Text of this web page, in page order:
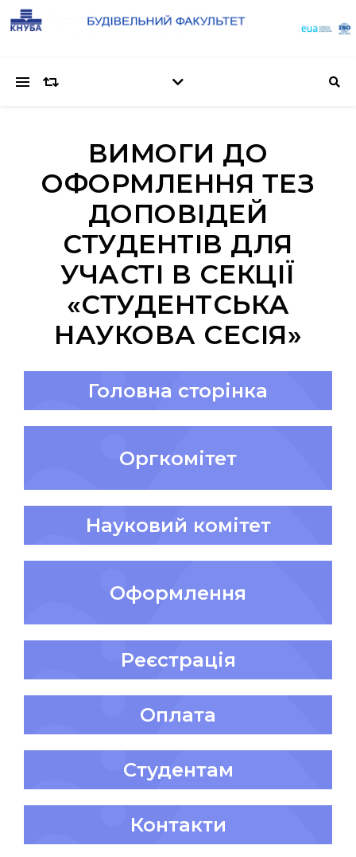
ВИМОГИ ДО
ОФОРМЛЕННЯ ТЕЗ
ДОПОВІДЕЙ
СТУДЕНТІВ ДЛЯ
УЧАСТІ В СЕКЦІЇ
«СТУДЕНТСЬКА
НАУКОВА СЕСІЯ»
Головна сторінка
Оргкомітет
Науковий комітет
Оформлення
Реєстрація
Оплата
Студентам
Контакти